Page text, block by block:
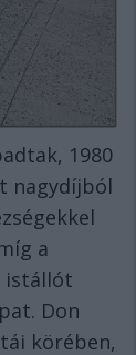
1980
nagydíjból
a
istállót
Don
körében,